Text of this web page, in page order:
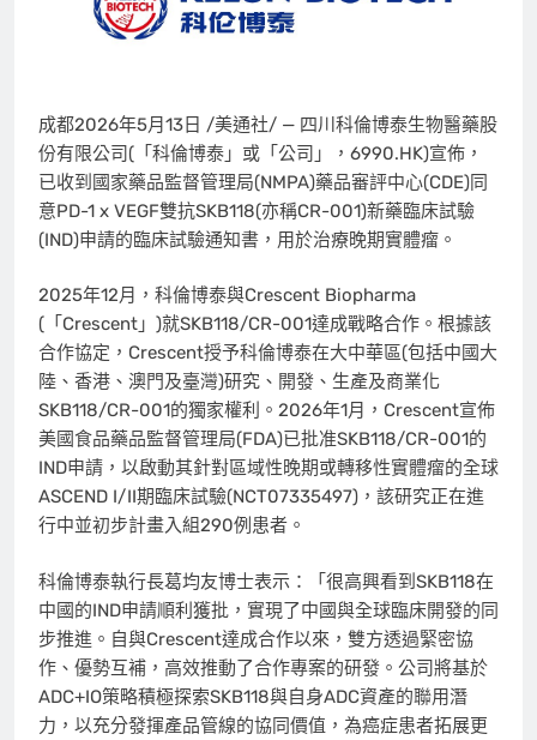
成都2026年5月13日 /美通社/ — 四川科倫博泰生物醫藥股
份有限公司( 「 科倫博泰 」 或 「 公司 」
，6990.HK)宣佈，
已收到國家藥品監督管理局(NMPA)藥品審評中心(CDE)同
意PD-1 x VEGF雙抗SKB118(亦稱CR-001)新藥臨床試驗
(IND)申請的臨床試驗通知書，用於治療晚期實體瘤。
2025年12月，科倫博泰與Crescent Biopharma
( 「 Crescent 」 )就SKB118/CR-001達成戰略合作。根據該
合作協定，Crescent授予科倫博泰在大中華區(包括中國大
陸、香港、澳門及臺灣)研究、開發、生產及商業化
SKB118/CR-001的獨家權利。2026年1月，Crescent宣佈
美國食品藥品監督管理局(FDA)已批准SKB118/CR-001的
IND申請，以啟動其針對區域性晚期或轉移性實體瘤的全球
ASCEND I/II期臨床試驗(NCT07335497)，該研究正在進
行中並初步計畫入組290例患者。
科倫博泰執行長葛均友博士表示： 「 很高興看到SKB118在
中國的IND申請順利獲批，實現了中國與全球臨床開發的同
步推進。自與Crescent達成合作以來，雙方透過緊密協
作、優勢互補，高效推動了合作專案的研發。公司將基於
ADC+IO策略積極探索SKB118與自身ADC資產的聯用潛
力，以充分發揮產品管線的協同價值，為癌症患者拓展更